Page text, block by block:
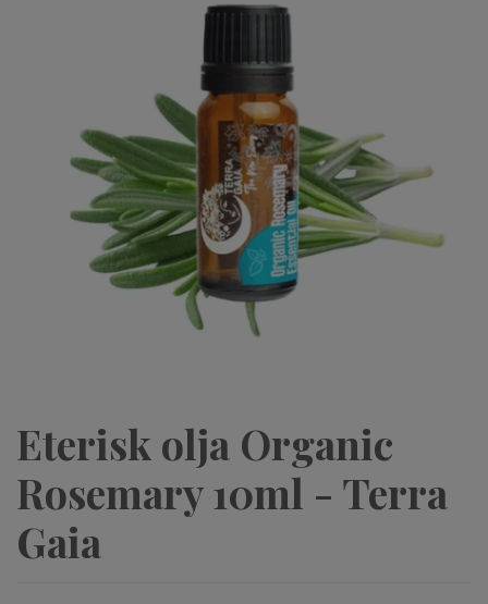
Eterisk olja Organic
Rosemary 10ml - Terra
Gaia